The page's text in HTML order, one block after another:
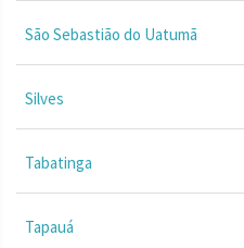
São Sebastião do Uatumã
Silves
Tabatinga
Tapauá